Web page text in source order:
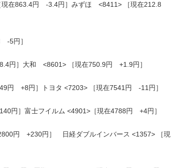
在863.4円 -3.4円］みずほ <8411> ［現在212.8
-5円］
円］大和 <8601> ［現在750.9円 +1.9円］
円 +8円］トヨタ <7203> ［現在7541円 -11円］
円］富士フイルム <4901>［現在4788円 +4円］
円 +230円］ 日経ダブルインバース <1357> ［現